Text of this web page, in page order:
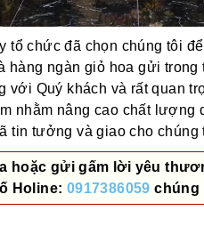
tổ chức đã chọn chúng tôi
hàng ngàn giỏ hoa gửi
Quý khách và rất quan
nhằm nâng cao chất
tin tưởng và giao cho chúng
hoặc gửi gấm lời yêu
Holine: 0917386059 chúng